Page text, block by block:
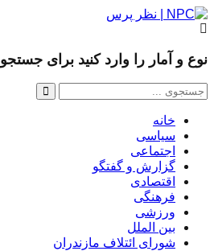
نوع و آمار را وارد کنید برای جستجو
خانه
سیاسی
اجتماعی
گزارش و گفتگو
اقتصادی
فرهنگی
ورزشی
بین الملل
شورای ائتلاف مازندران